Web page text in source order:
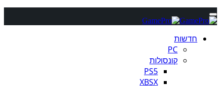
חדשות
PC
קונסולות
PS5
XBSX